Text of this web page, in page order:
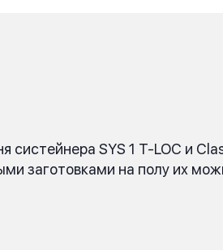
систейнера SYS 1 T-LOC и
заготовками на полу их